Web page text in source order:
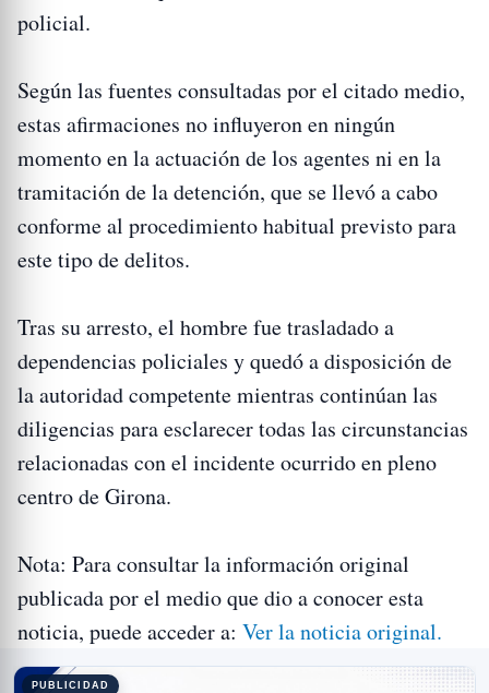
policial.
Según las fuentes consultadas por el citado medio,
estas afirmaciones no influyeron en ningún
momento en la actuación de los agentes ni en la
tramitación de la detención, que se llevó a cabo
conforme al procedimiento habitual previsto para
este tipo de delitos.
Tras su arresto, el hombre fue trasladado a
dependencias policiales y quedó a disposición de
la autoridad competente mientras continúan las
diligencias para esclarecer todas las circunstancias
relacionadas con el incidente ocurrido en pleno
centro de Girona.
Nota: Para consultar la información original
publicada por el medio que dio a conocer esta
noticia, puede acceder a: Ver la noticia original.
PUBLICIDAD